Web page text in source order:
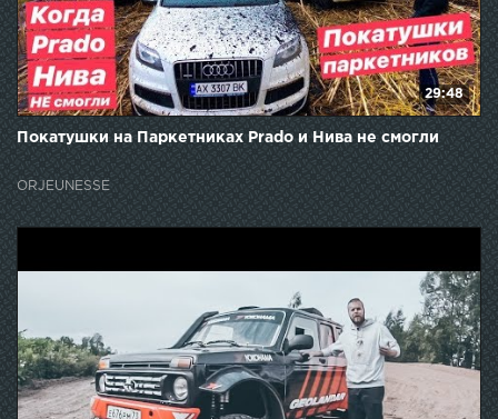
29:48
Покатушки на Паркетниках Prado и Нива не смогли
ORJEUNESSE